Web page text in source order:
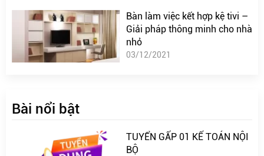
Bàn làm việc kết hợp kệ tivi –
Giải pháp thông minh cho nhà
nhỏ
03/12/2021
Bài nổi bật
TUYỂN GẤP 01 KẾ TOÁN NỘI
BỘ